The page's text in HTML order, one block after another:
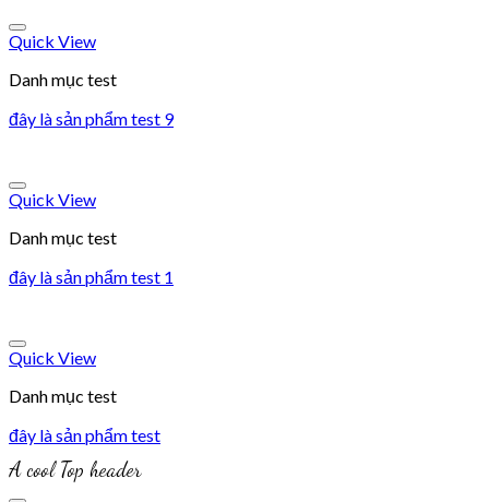
A cool Top header
Quick View
Danh mục test
đây là sản phẩm test 9
Quick View
Danh mục test
đây là sản phẩm test 1
Quick View
Danh mục test
đây là sản phẩm test